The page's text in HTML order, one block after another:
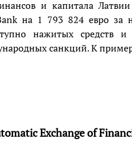
и капитала
на 1 793 824 евро за
нажитых средств
санкций. К
Exchange of